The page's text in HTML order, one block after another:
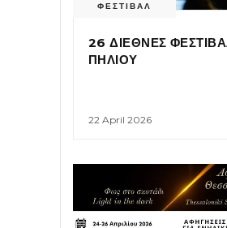
ΦΕΣΤΙΒΑΛ
26 ΔΙΕΘΝΕΣ
ΠΗΛΙΟΥ
22 April 2026